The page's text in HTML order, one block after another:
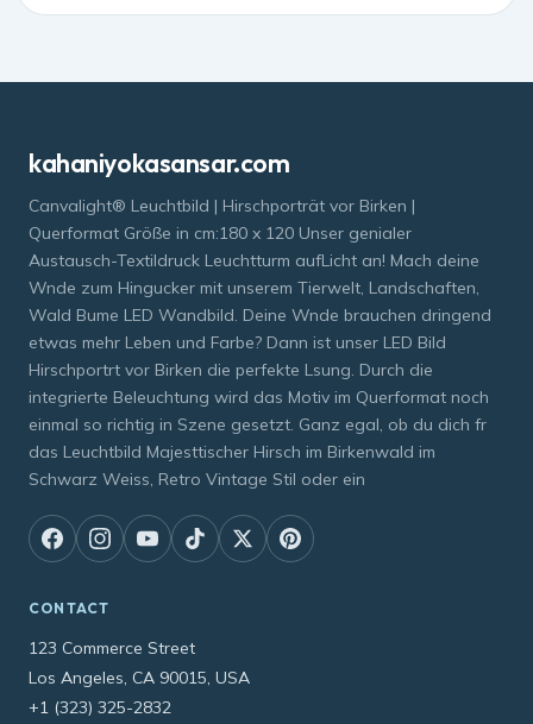
kahaniyokasansar.com
Canvalight® Leuchtbild | Hirschporträt vor Birken |
Querformat Größe in cm:180 x 120 Unser genialer
Austausch-Textildruck Leuchtturm aufLicht an! Mach deine
Wnde zum Hingucker mit unserem Tierwelt, Landschaften,
Wald Bume LED Wandbild. Deine Wnde brauchen dringend
etwas mehr Leben und Farbe? Dann ist unser LED Bild
Hirschportrt vor Birken die perfekte Lsung. Durch die
integrierte Beleuchtung wird das Motiv im Querformat noch
einmal so richtig in Szene gesetzt. Ganz egal, ob du dich fr
das Leuchtbild Majesttischer Hirsch im Birkenwald im
Schwarz Weiss, Retro Vintage Stil oder ein
CONTACT
123 Commerce Street
Los Angeles, CA 90015, USA
+1 (323) 325-2832